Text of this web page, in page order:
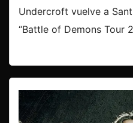
Undercroft vuelve a
“Battle of Demons Tour